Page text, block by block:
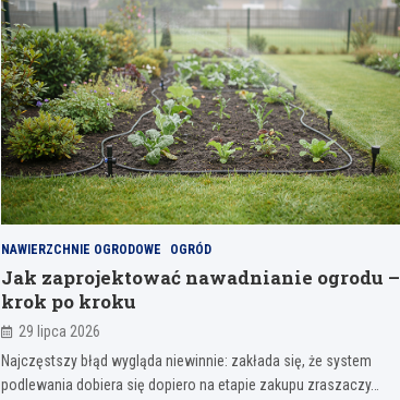
NAWIERZCHNIE OGRODOWE OGRÓD
Jak zaprojektować nawadnianie ogrodu –
krok po kroku
29 lipca 2026
Najczęstszy błąd wygląda niewinnie: zakłada się, że system
podlewania dobiera się dopiero na etapie zakupu zraszaczy…